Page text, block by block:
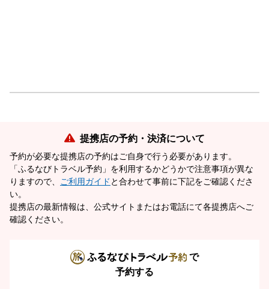
提携店の予約・決済について
予約が必要な提携店の予約はご自身で行う必要があります。
「ふるなびトラベル予約」を利用するかどうかで注意事項が異な
りますので、
ご利用ガイド と合わせて事前に下記をご確認くださ
い。
提携店の最新情報は、公式サイトまたはお電話にて各提携店へご
確認ください。
で
予約する